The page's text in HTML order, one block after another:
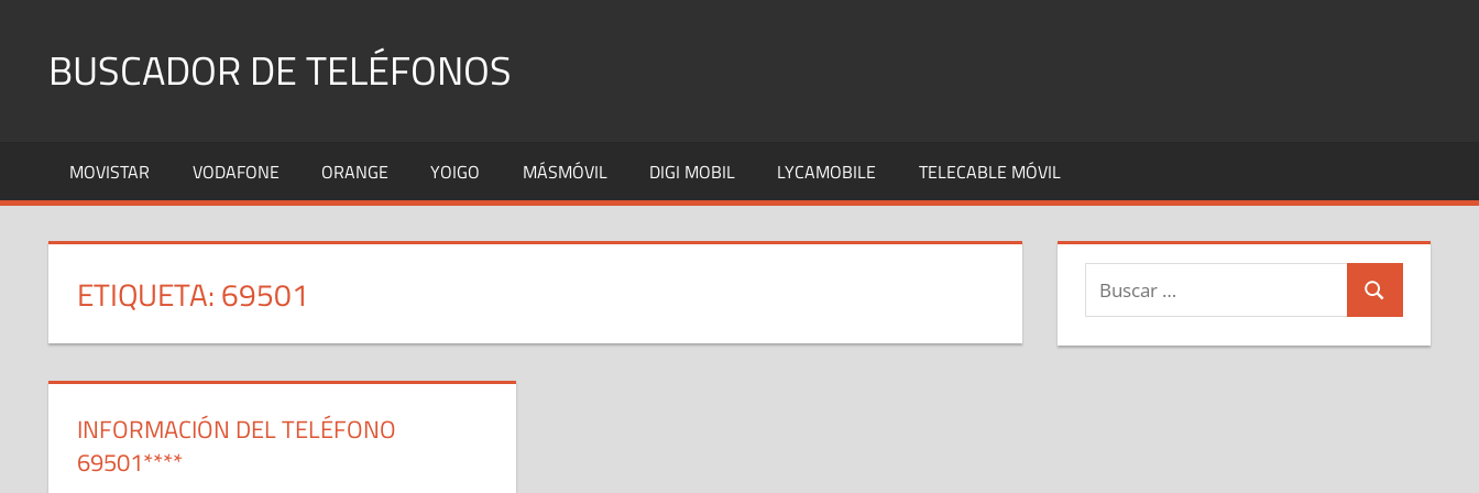
contenidoBUSCADOR DE TELÉFONOS
Fijos
y
MOVISTAR VODAFONE ORANGE YOIGO MÁSMÓVIL DIGI MOBIL LYCAMOBILE TELECABLE MÓVIL
ETIQUETA:69501
INFORMACIÓN DEL TELÉFONO
69501****
Buscar:
Buscar